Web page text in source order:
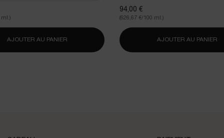
CREAM
ml.)
AJOUTER AU PANIER POWERCELL SKINMUNITY THE DEEP REGENERATING
94,00 €
(626,67 €/100 ml.)
AJOUTER AU PANIER